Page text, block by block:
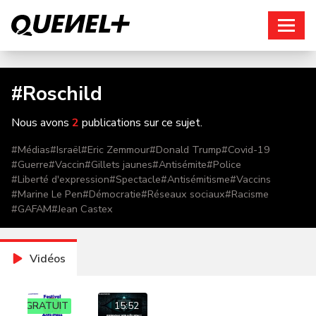
#Roschild
Nous avons 2 publications sur ce sujet.
#Médias#Israël#Eric Zemmour#Donald Trump#Covid-19
#Guerre#Vaccin#Gillets jaunes#Antisémite#Police
#Liberté d'expression#Spectacle#Antisémitisme#Vaccins
#Marine Le Pen#Démocratie#Réseaux sociaux#Racisme
#GAFAM#Jean Castex
Vidéos
GRATUIT 15:52